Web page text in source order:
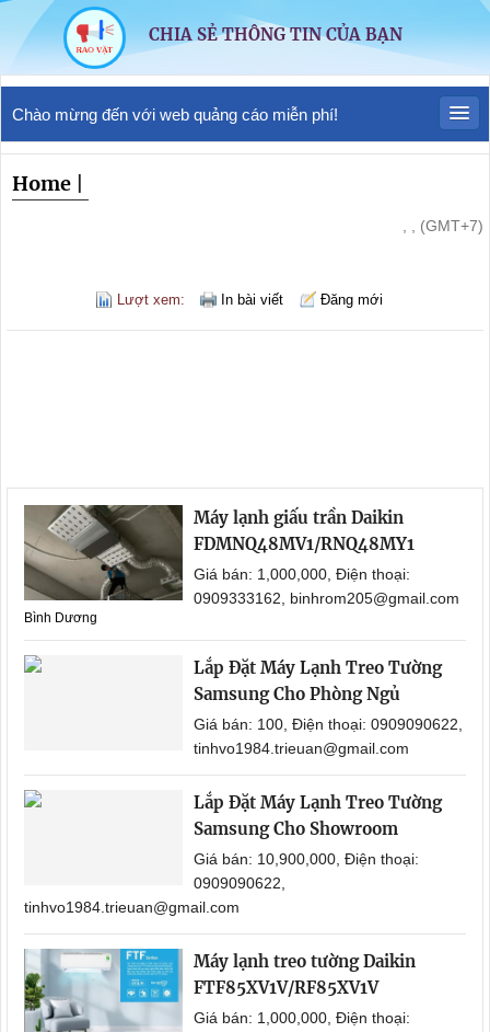
CHIA SẺ THÔNG TIN CỦA BẠN
Chào mừng đến với web quảng cáo miễn phí!
Home
, , (GMT+7)
Lượt xem: In bài viết Đăng mới
Máy lạnh giấu trần Daikin
FDMNQ48MV1/RNQ48MY1
Giá bán: 1,000,000, Điện thoại:
0909333162, binhrom205@gmail.com
Bình Dương
Lắp Đặt Máy Lạnh Treo Tường
Samsung Cho Phòng Ngủ
Giá bán: 100, Điện thoại: 0909090622,
tinhvo1984.trieuan@gmail.com
Lắp Đặt Máy Lạnh Treo Tường
Samsung Cho Showroom
Giá bán: 10,900,000, Điện thoại:
0909090622,
tinhvo1984.trieuan@gmail.com
Máy lạnh treo tường Daikin
FTF85XV1V/RF85XV1V
Giá bán: 1,000,000, Điện thoại: